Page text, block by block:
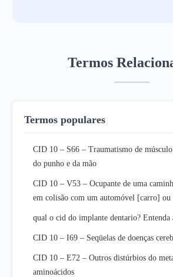
Termos
Termos populares
CID 10 – S66 – Traumatismo de
do punho e da mão
CID 10 – V53 – Ocupante de uma
em colisão com um automóvel [carro] ou
qual o cid do implante dentario? Entenda
CID 10 – I69 – Seqüelas de doenças
CID 10 – E72 – Outros distúrbios do
aminoácidos